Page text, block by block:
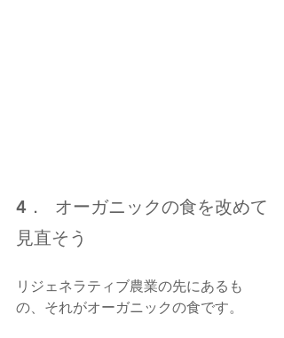
4．  オーガニックの食を改めて
見直そう
リジェネラティブ農業の先にあるも
の、それがオーガニックの食です。